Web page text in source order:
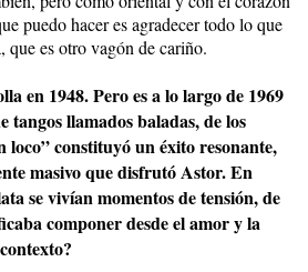
puedo hacer es agradecer todo lo que
que es otro vagón de cariño.
en 1948. Pero es a lo largo de 1969
tangos llamados baladas, de los
constituyó un éxito resonante,
masivo que disfrutó Astor. En
se vivían momentos de tensión, de
componer desde el amor y la